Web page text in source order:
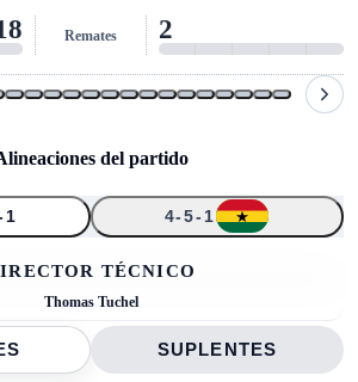
del partido
1 4-5-1 ↑
↑
↑
TÉCNICO
Thomas Tuchel
SUPLENTES
Remates al arco 2